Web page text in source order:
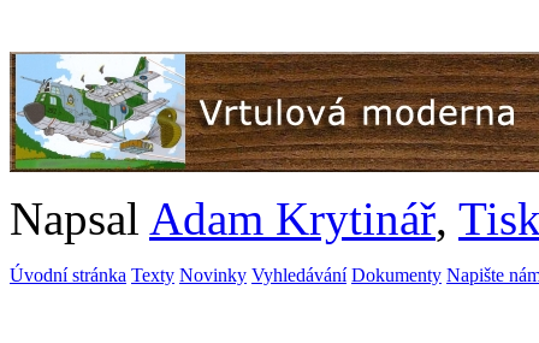
Napsal Adam Krytinář,
Úvodní stránka Texty Novinky Vyhledávání Dokumenty Napište